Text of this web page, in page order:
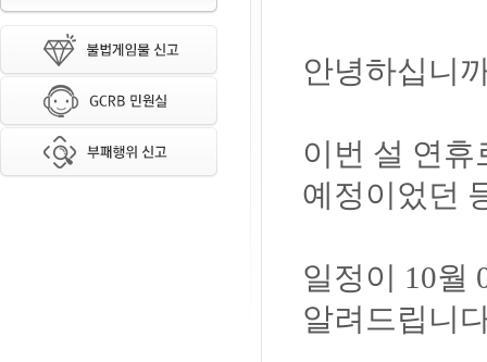
안녕하십니
이번 설 연휴
예정이었던
일정이 10월
알려드립니